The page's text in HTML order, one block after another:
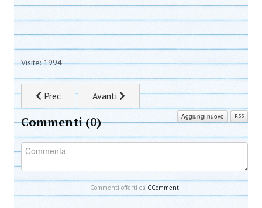
Visite: 1994
Articolo precedente: Pollo Tikka Masala
Prec Articolo successivo: Brownie
Avanti
Commenti (0) Aggiungi nuovo RSS
Commenti offerti da CComment